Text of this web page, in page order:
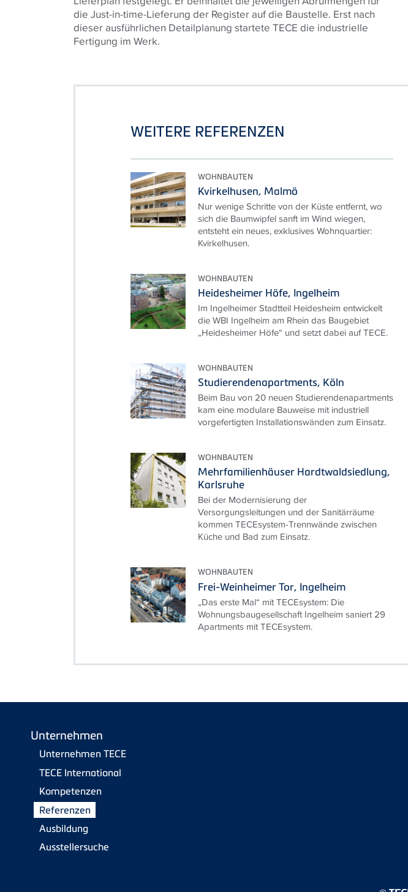
die Just-in-time-Lieferung der Register auf die Baustelle. Erst nach
dieser ausführlichen Detailplanung startete TECE die industrielle
Fertigung im Werk.
WEITERE REFERENZEN
WOHNBAUTEN
Kvirkelhusen, Malmö
Nur wenige Schritte von der Küste entfernt, wo
sich die Baumwipfel sanft im Wind wiegen,
entsteht ein neues, exklusives Wohnquartier:
Kvirkelhusen.
WOHNBAUTEN
Heidesheimer Höfe, Ingelheim
Im Ingelheimer Stadtteil Heidesheim entwickelt
die WBI Ingelheim am Rhein das Baugebiet
„Heidesheimer Höfe“ und setzt dabei auf TECE.
WOHNBAUTEN
Studierendenapartments, Köln
Beim Bau von 20 neuen Studierendenapartments
kam eine modulare Bauweise mit industriell
vorgefertigten Installationswänden zum Einsatz.
WOHNBAUTEN
Mehrfamilienhäuser Hardtwaldsiedlung,
Karlsruhe
Bei der Modernisierung der
Versorgungsleitungen und der Sanitärräume
kommen TECEsystem-Trennwände zwischen
Küche und Bad zum Einsatz.
WOHNBAUTEN
Frei-Weinheimer Tor, Ingelheim
„Das erste Mal“ mit TECEsystem: Die
Wohnungsbaugesellschaft Ingelheim saniert 29
Apartments mit TECEsystem.
Unternehmen
Unternehmen TECE
TECE International
Kompetenzen
Referenzen
Ausbildung
Ausstellersuche